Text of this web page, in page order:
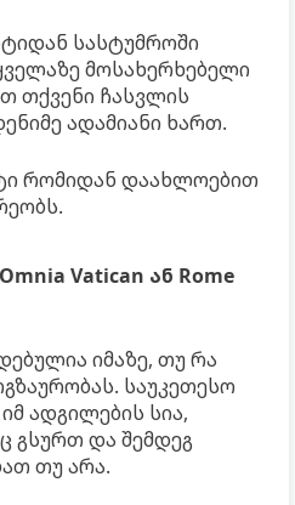
სასტუმროში
მოსახერხებელი
თქვენი ჩასვლის
ადამიანი ხართ.
რომიდან დაახლოებით
Vatican ან Rome
იმაზე, თუ რა
საუკეთესო
ადგილების სია,
გსურთ და შემდეგ
თუ არა.